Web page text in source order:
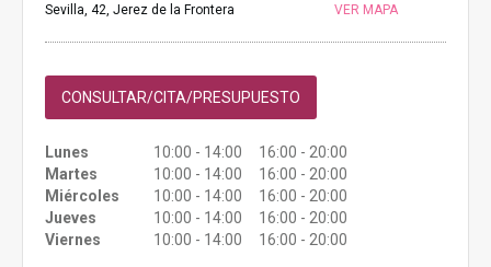
Sevilla, 42, Jerez de la Frontera VER MAPA
CONSULTAR/CITA/PRESUPUESTO
Lunes
10:00 - 14:00 16:00 - 20:00
Martes
10:00 - 14:00 16:00 - 20:00
Miércoles
10:00 - 14:00 16:00 - 20:00
Jueves
10:00 - 14:00 16:00 - 20:00
Viernes
10:00 - 14:00 16:00 - 20:00